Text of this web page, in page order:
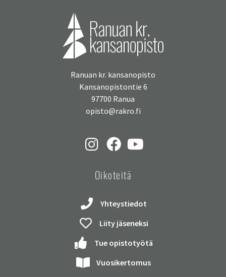
Ranuan kr. kansanopisto
Kansanopistontie 6
97700 Ranua
opisto@rakro.fi
Oikoteitä
Yhteystiedot
Liity jäseneksi
Tue opistotyötä
Vuosikertomus